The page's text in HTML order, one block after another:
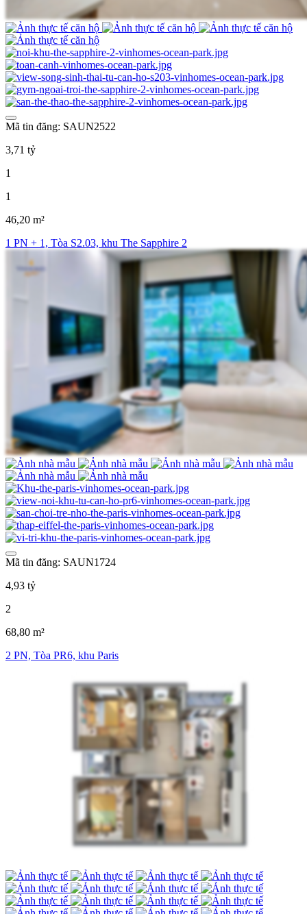
Mã tin đăng: SAUN2522
3,71 tỷ
1
1
46,20 m²
1 PN + 1, Tòa S2.03, khu The Sapphire 2
Mã tin đăng: SAUN1724
4,93 tỷ
2
68,80 m²
2 PN, Tòa PR6, khu Paris